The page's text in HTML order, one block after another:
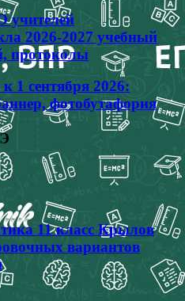
2026-2027 учебный
протоколы
1 сентября 2026:
фотобутафория
11 класс Крылов
вариантов